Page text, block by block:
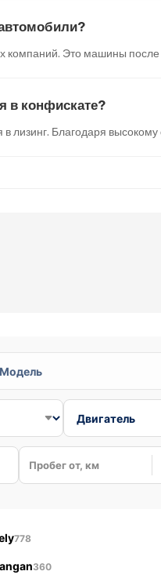
компаний. Это машины
в конфискате?
лизинг. Благодаря
Пробег от, км
778
360